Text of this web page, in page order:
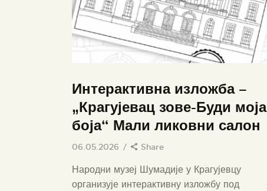
Интерактивна изложба –
„Крагујевац зове-Буди моја
боја“ Мали ликовни салон
06.05.2026 Share
Народни музеј Шумадије у Крагујевцу
организује интерактивну изложбу под